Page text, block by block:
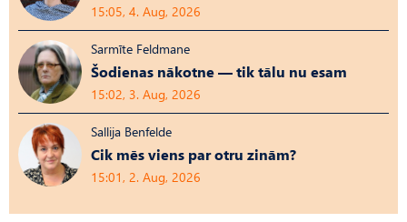
15:05, 4. Aug, 2026
Sarmīte Feldmane
Šodienas nākotne — tik tālu nu esam
15:02, 3. Aug, 2026
Sallija Benfelde
Cik mēs viens par otru zinām?
15:01, 2. Aug, 2026